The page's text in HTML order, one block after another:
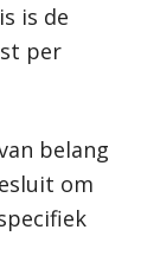
is de
per
belang
om